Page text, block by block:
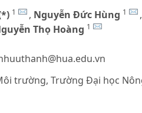
1 , Nguyễn Đức Hùng 1
,
Thọ Hoàng 1
trường, Trường Đại học